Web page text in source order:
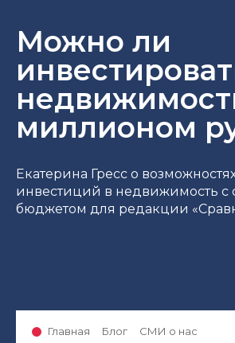
Можно ли
миллионом
Екатерина Гресс о
инвестиций в недвижимость с
бюджетом для редакции
Главная Блог
СМИ о нас